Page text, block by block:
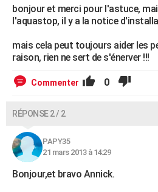
bonjour et merci pour l'astuce,
l'aquastop, il y a la notice
mais cela peut toujours aider les
raison, rien ne sert de s'énerver !!!
Commenter 0
RÉPONSE 2 / 2
PAPY35
21 mars 2013 à 14:29
Bonjour,et bravo Annick.